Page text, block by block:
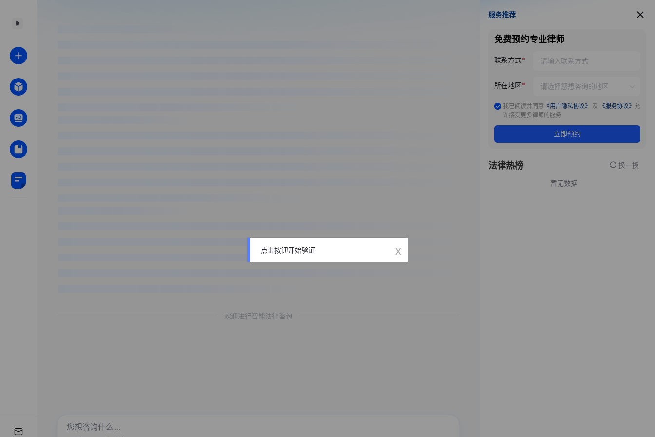
欢迎进行智能法律咨询
服务推荐
服务推荐
免费预约专业律师
联系方式
所在地区
我已阅读并同意 《用户隐私协议》 及 《服务协议》 允
许接受更多律师的服务
立即预约
法律热榜 换一换
暂无数据
点击按钮开始验证 x